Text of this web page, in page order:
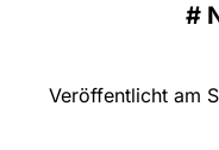
#
Veröffentlicht am